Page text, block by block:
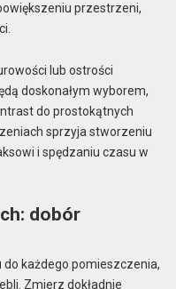
przestrzeni,
lub ostrości
doskonałym wyborem,
do prostokątnych
sprzyja stworzeniu
i spędzaniu czasu w
dobór
do każdego pomieszczenia,
Zmierz dokładnie